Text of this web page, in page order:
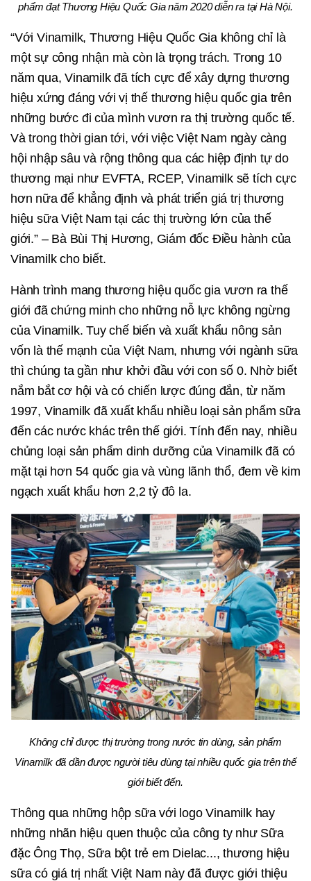
phẩm đạt Thương Hiệu Quốc Gia năm 2020 diễn ra tại Hà Nội.
“Với Vinamilk, Thương Hiệu Quốc Gia không chỉ là
một sự công nhận mà còn là trọng trách. Trong 10
năm qua, Vinamilk đã tích cực để xây dựng thương
hiệu xứng đáng với vị thế thương hiệu quốc gia trên
những bước đi của mình vươn ra thị trường quốc tế.
Và trong thời gian tới, với việc Việt Nam ngày càng
hội nhập sâu và rộng thông qua các hiệp định tự do
thương mại như EVFTA, RCEP, Vinamilk sẽ tích cực
hơn nữa để khẳng định và phát triển giá trị thương
hiệu sữa Việt Nam tại các thị trường lớn của thế
giới.” – Bà Bùi Thị Hương, Giám đốc Điều hành của
Vinamilk cho biết.
Hành trình mang thương hiệu quốc gia vươn ra thế
giới đã chứng minh cho những nỗ lực không ngừng
của Vinamilk. Tuy chế biến và xuất khẩu nông sản
vốn là thế mạnh của Việt Nam, nhưng với ngành sữa
thì chúng ta gần như khởi đầu với con số 0. Nhờ biết
nắm bắt cơ hội và có chiến lược đúng đắn, từ năm
1997, Vinamilk đã xuất khẩu nhiều loại sản phẩm sữa
đến các nước khác trên thế giới. Tính đến nay, nhiều
chủng loại sản phẩm dinh dưỡng của Vinamilk đã có
mặt tại hơn 54 quốc gia và vùng lãnh thổ, đem về kim
ngạch xuất khẩu hơn 2,2 tỷ đô la.
Không chỉ được thị trường trong nước tin dùng, sản phẩm
Vinamilk đã dần được người tiêu dùng tại nhiều quốc gia trên thế
giới biết đến.
Thông qua những hộp sữa với logo Vinamilk hay
những nhãn hiệu quen thuộc của công ty như Sữa
đặc Ông Thọ, Sữa bột trẻ em Dielac..., thương hiệu
sữa có giá trị nhất Việt Nam này đã được giới thiệu